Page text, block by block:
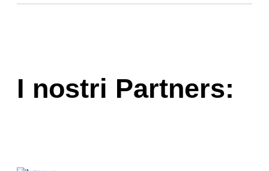
I nostri Partners: